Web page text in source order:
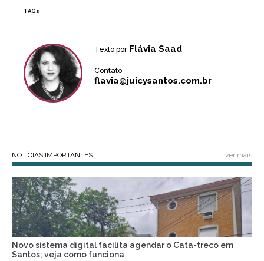
TAGs
Texto por Flávia Saad
Contato
flavia@juicysantos.com.br
NOTÍCIAS IMPORTANTES ver mais
Novo sistema digital facilita agendar o Cata-treco em
Santos; veja como funciona